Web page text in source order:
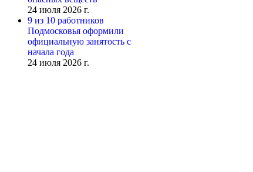
24 июля 2026 г.
9 из 10 работников
Подмосковья оформили
официальную занятость с
начала года
24 июля 2026 г.